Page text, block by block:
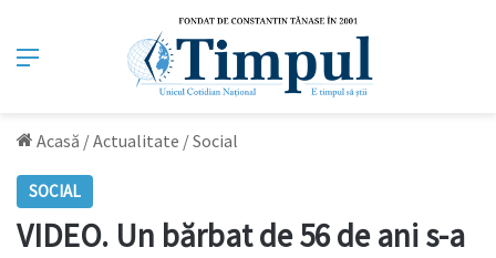
Meniu
Acasă /Actualitate /Social
SOCIAL
VIDEO. Un bărbat de 56 de ani s-a